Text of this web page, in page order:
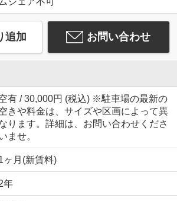
追加 お問い合わせ
有 / 30,000円 (税込) ※駐車場の最新の
きや料金は、サイズや区画によって異
ります。詳細は、お問い合わせくださ
ませ。
ヶ月(新賃料)
年